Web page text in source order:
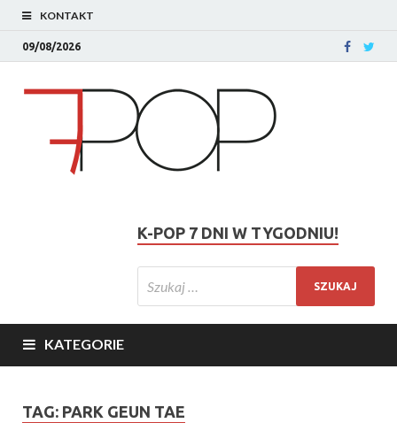
KONTAKT
09/08/2026
K-POP 7 DNI W TYGODNIU!
KATEGORIE
TAG: PARK GEUN TAE